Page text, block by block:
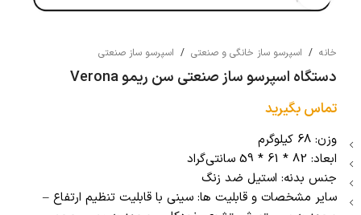
خانه / اسپرسو ساز خانگی و صنعتی / اسپرسو ساز صنعتی
دستگاه اسپرسو ساز صنعتی سن ریمو Verona
تماس بگیرید
وزن: 68 کیلوگرم
ابعاد: 82 * 61 * 59 سانتی‎‌گراد
جنس بدنه: استیل ضد زنگ
سایر مشخصات و قابلیت ها: سینی با قابلیت تنظیم ارتفاع –